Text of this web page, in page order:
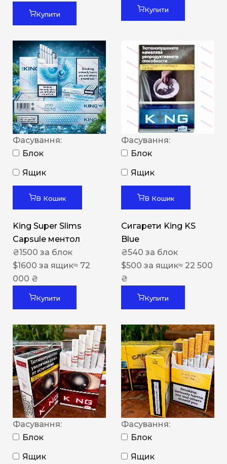
Купити
Купити
Фасування:
Блок
Ящик
В Кошик
King Super Slims
Capsule ментол
₴1500 за блок
$1600 за ящик≈ 72
000 ₴
Купити
Фасування:
Блок
Ящик
В Кошик
Сигарети King KS
Blue
₴540 за блок
$500 за ящик≈ 22 500
₴
Купити
Фасування:
Блок
Ящик
Фасування:
Блок
Ящик